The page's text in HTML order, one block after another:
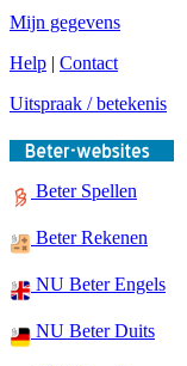
Mijn gegevens
Help | Contact
Uitspraak / betekenis
Beter Spellen
Beter Rekenen
NU Beter Engels
NU Beter Duits